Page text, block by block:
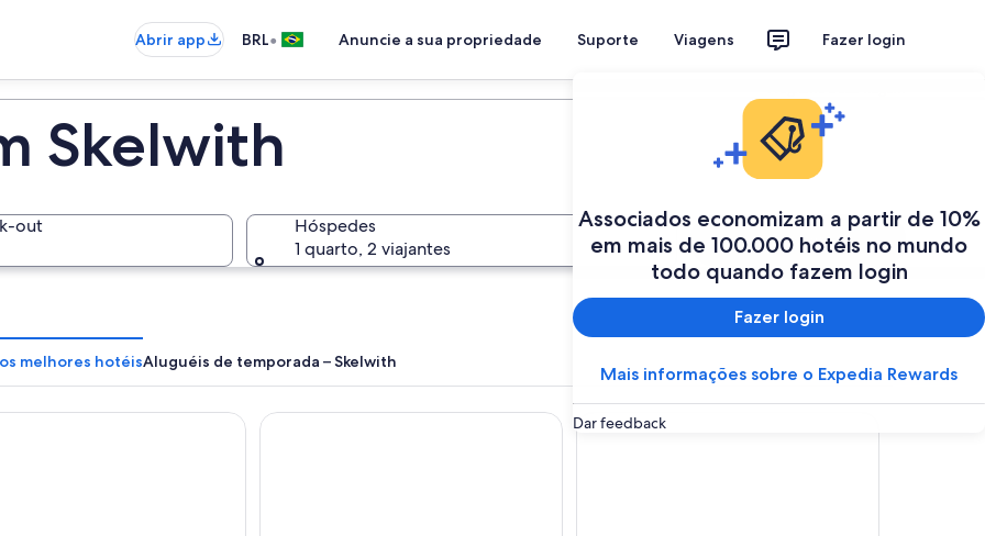
Abrir app BRL• Anuncie a sua propriedade Suporte Viagens Fazer login
Associados economizam a partir de 10%
em mais de 100.000 hotéis no mundo
todo quando fazem login
Fazer login
Mais informações sobre o Expedia Rewards
Dar feedback
Skelwith
out
Hóspedes
1 quarto, 2 viajantes
Buscar
melhores hotéisAluguéis de temporada – Skelwith
and Spa Macdonald Old England Hotel & Spa Beech Hill Hotel & Spa